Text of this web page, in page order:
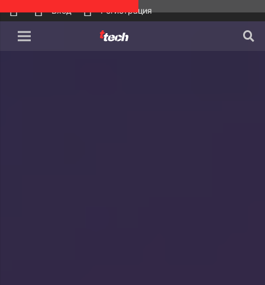
Вход Регистрация